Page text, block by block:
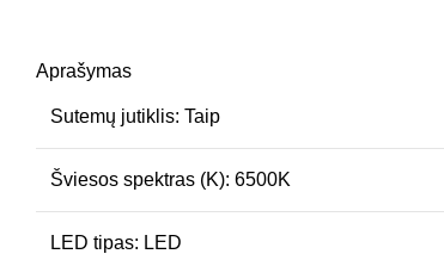
Aprašymas
Sutemų jutiklis: Taip
Šviesos spektras (K): 6500K
LED tipas: LED